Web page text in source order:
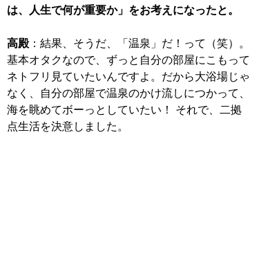
は、人生で何が重要か」をお考えになったと。
高殿：結果、そうだ、「温泉」だ！って（笑）。
基本オタクなので、ずっと自分の部屋にこもって
ネトフリ見ていたいんですよ。だから大浴場じゃ
なく、自分の部屋で温泉のかけ流しにつかって、
海を眺めてボーっとしていたい！ それで、二拠
点生活を決意しました。